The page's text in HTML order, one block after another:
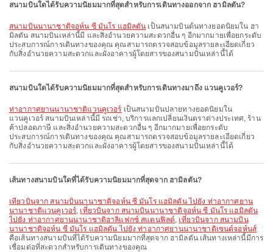
สนามบินใดได้รับความนิยมมากที่สุดสำหรับการเดินทางออกจาก ฮามิลตัน?
สนามบินนานาชาติจอห์น ซี มันโร แฮมิลตัน เป็นสนามบินต้นทางยอดนิยมใน ฮา
มิลตัน สนามบินเหล่านี้มี และสิ่งอำนวยความสะดวกอื่น ๆ อีกมากมายเพื่อยกระดับ
ประสบการณ์การเดินทางของคุณ คุณสามารถตรวจสอบข้อมูลรายละเอียดเกี่ยว
กับสิ่งอำนวยความสะดวกและผังอาคารผู้โดยสารของสนามบินเหล่านี้ได้
สนามบินใดได้รับความนิยมมากที่สุดสำหรับการเดินทางมาถึง แวนคูเวอร์?
ท่าอากาศยานนานาชาติแวนคูเวอร์ เป็นสนามบินปลายทางยอดนิยมใน
แวนคูเวอร์ สนามบินเหล่านี้มี รถเช่า, บริการแลกเปลี่ยนเงินตราต่างประเทศ, ร้าน
ค้าปลอดภาษี และสิ่งอำนวยความสะดวกอื่น ๆ อีกมากมายเพื่อยกระดับ
ประสบการณ์การเดินทางของคุณ คุณสามารถตรวจสอบข้อมูลรายละเอียดเกี่ยว
กับสิ่งอำนวยความสะดวกและผังอาคารผู้โดยสารของสนามบินเหล่านี้ได้
เส้นทางสนามบินใดที่ได้รับความนิยมมากที่สุดจาก ฮามิลตัน?
เที่ยวบินจาก สนามบินนานาชาติจอห์น ซี มันโร แฮมิลตัน ไปยัง ท่าอากาศยาน
นานาชาติแวนคูเวอร์, เที่ยวบินจาก สนามบินนานาชาติจอห์น ซี มันโร แฮมิลตัน
ไปยัง ท่าอากาศยานนานาชาติฮาลิแฟกซ์ สแตนฟิลด์, เที่ยวบินจาก สนามบิน
นานาชาติจอห์น ซี มันโร แฮมิลตัน ไปยัง ท่าอากาศยานนานาชาติเซนต์จอห์นส์
คือเส้นทางสนามบินที่ได้รับความนิยมมากที่สุดจาก ฮามิลตัน เส้นทางเหล่านี้มีการ
เชื่อมต่อที่สะดวกสำหรับการเดินทางของคุณ